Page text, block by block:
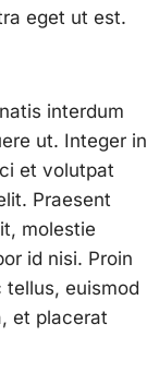
eget ut est.
interdum
ut. Integer in
et volutpat
Praesent
molestie
id nisi. Proin
tellus, euismod
et placerat